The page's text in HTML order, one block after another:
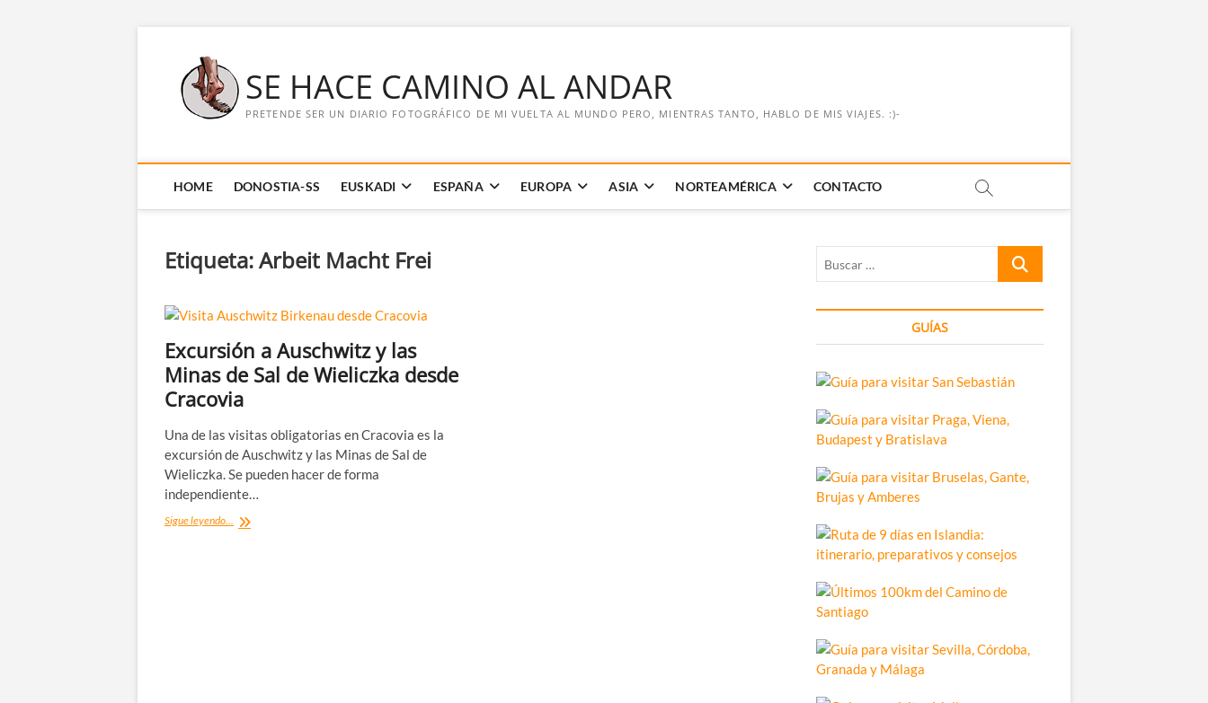
contenido
SE HACE CAMINO AL ANDAR
PRETENDE SER UN DIARIO FOTOGRÁFICO DE MI VUELTA AL MUNDO PERO, MIENTRAS TANTO, HABLO DE MIS VIAJES. :)-
HOME DONOSTIA-SS EUSKADI ESPAÑA EUROPA ASIA NORTEAMÉRICA CONTACTO
Etiqueta:Arbeit Macht Frei
Excursión a Auschwitz y las
Minas de Sal de Wieliczka desde
Cracovia
Una de las visitas obligatorias en Cracovia es la
excursión de Auschwitz y las Minas de Sal de
Wieliczka. Se pueden hacer de forma
independiente…
Sigue leyendo... Excursión
Buscar
GUÍAS